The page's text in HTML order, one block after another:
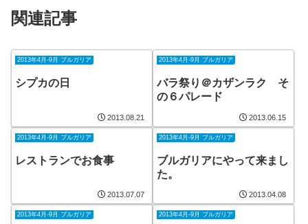
関連記事
2013年4月-9月 ブルガリア
シプカの日
2013.08.21
2013年4月-9月 ブルガリア
バラ祭り＠カザンラク そ
の６パレード
2013.06.15
2013年4月-9月 ブルガリア
レストランでお食事
2013.07.07
2013年4月-9月 ブルガリア
ブルガリアにやって来まし
た。
2013.04.08
2013年4月-9月 ブルガリア 2013年4月-9月 ブルガリア